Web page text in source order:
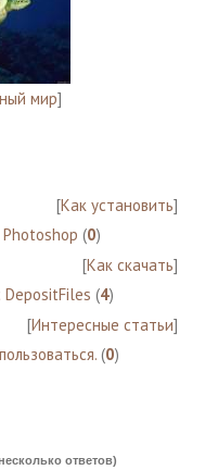
мир]
[Как установить]
(0)
[Как скачать]
DepositFiles (4)
[Интересные статьи]
(0)
ответов)